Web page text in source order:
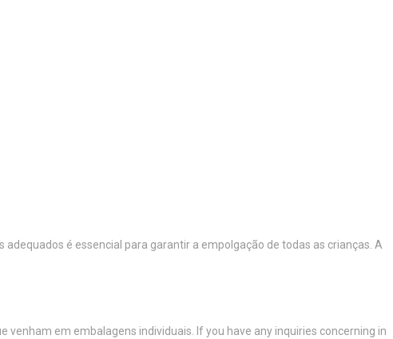
é essencial para garantir a empolgação de todas as crianças. A
venham em embalagens individuais. If you have any inquiries concerning in